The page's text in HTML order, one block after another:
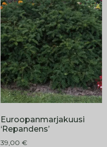
Euroopanmarjakuusi
‘Repandens’
39,00 €